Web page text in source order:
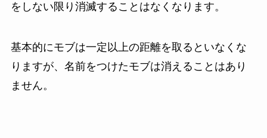
をしない限り消滅することはなくなります。
基本的にモブは一定以上の距離を取るといなくな
りますが、名前をつけたモブは消えることはあり
ません。